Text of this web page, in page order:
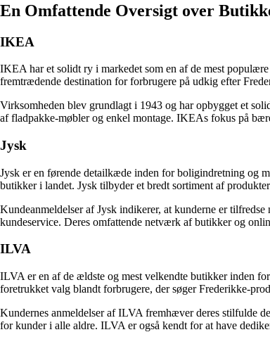
En Omfattende Oversigt over
IKEA
IKEA har et solidt ry i markedet som en af de mest
fremtrædende destination for forbrugere på udkig efter
Virksomheden blev grundlagt i 1943 og har opbygget et
af fladpakke-møbler og enkel montage. IKEAs fokus på
Jysk
Jysk er en førende detailkæde inden for boligindretning og
butikker i landet. Jysk tilbyder et bredt sortiment af
Kundeanmeldelser af Jysk indikerer, at kunderne er
kundeservice. Deres omfattende netværk af butikker og
ILVA
ILVA er en af de ældste og mest velkendte butikker inden
foretrukket valg blandt forbrugere, der søger Frederikke-
Kundernes anmeldelser af ILVA fremhæver deres stilfulde
for kunder i alle aldre. ILVA er også kendt for at have